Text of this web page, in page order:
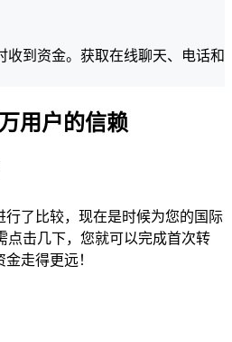
收到资金。获取在线聊天、电话和
用户的信赖
了比较，现在是时候为您的国际
点击几下，您就可以完成首次转
走得更远！